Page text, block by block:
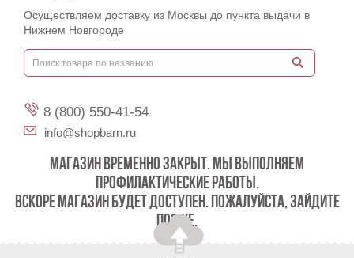
Осуществляем доставку из Москвы до пункта выдачи в
Нижнем Новгороде
8 (800) 550-41-54
info@shopbarn.ru
МАГАЗИН ВРЕМЕННО ЗАКРЫТ. МЫ ВЫПОЛНЯЕМ
ПРОФИЛАКТИЧЕСКИЕ РАБОТЫ.
ВСКОРЕ МАГАЗИН БУДЕТ ДОСТУПЕН. ПОЖАЛУЙСТА, ЗАЙДИТЕ
ПОЗЖЕ.